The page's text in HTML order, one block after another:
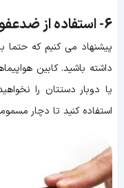
6- استفاده از
پیشنهاد می کنیم که
داشته باشید. کابین
یا دوبار دستتان را
استفاده کنید تا دچار